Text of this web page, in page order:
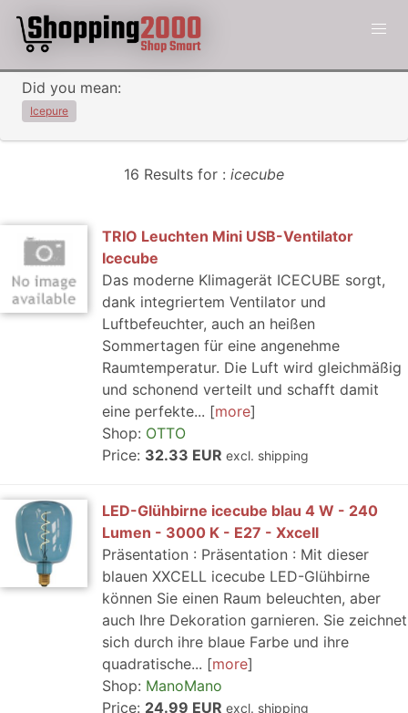
Did you mean:
Icepure
16 Results for : icecube
TRIO Leuchten Mini USB-Ventilator
Icecube
Das moderne Klimagerät ICECUBE sorgt,
dank integriertem Ventilator und
Luftbefeuchter, auch an heißen
Sommertagen für eine angenehme
Raumtemperatur. Die Luft wird gleichmäßig
und schonend verteilt und schafft damit
eine perfekte...
more
Shop: OTTO
Price: 32.33 EUR excl. shipping
LED-Glühbirne icecube blau 4 W - 240
Lumen - 3000 K - E27 - Xxcell
Präsentation : Präsentation : Mit dieser
blauen XXCELL icecube LED-Glühbirne
können Sie einen Raum beleuchten, aber
auch Ihre Dekoration garnieren. Sie zeichnet
sich durch ihre blaue Farbe und ihre
quadratische...
more
Shop: ManoMano
Price: 24.99 EUR excl. shipping